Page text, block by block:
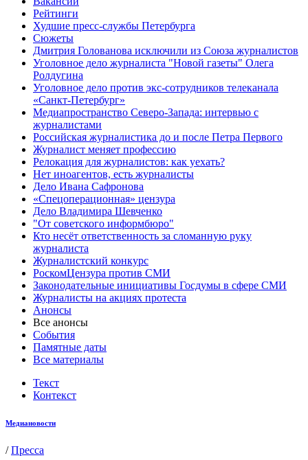
Рейтинги
Худшие пресс-службы Петербурга
Сюжеты
Дмитрия Голованова исключили из Союза журналистов
Уголовное дело журналиста "Новой газеты" Олега
Ролдугина
Уголовное дело против экс-сотрудников телеканала
«Санкт-Петербург»
Медиапространство Северо-Запада: интервью с
журналистами
Российская журналистика до и после Петра Первого
Журналист меняет профессию
Релокация для журналистов: как уехать?
Нет иноагентов, есть журналисты
Дело Ивана Сафронова
«Спецоперационная» цензура
Дело Владимира Шевченко
"От советского информбюро"
Кто несёт ответственность за сломанную руку
журналиста
Журналистский конкурс
РоскомЦензура против СМИ
Законодательные инициативы Госдумы в сфере СМИ
Журналисты на акциях протеста
Анонсы
Все анонсы
События
Памятные даты
Все материалы
Текст
Контекст
Медиановости
/Пресса